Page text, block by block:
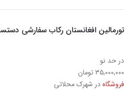
تورمالین افغانستان رکاب سفارشی
در حد نو
۳۵,۰۰۰,۰۰۰ تومان
فروشگاهدر شهرک محلاتی